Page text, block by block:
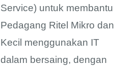
Service) untuk membantu
Pedagang Ritel Mikro dan
Kecil menggunakan IT
dalam bersaing, dengan